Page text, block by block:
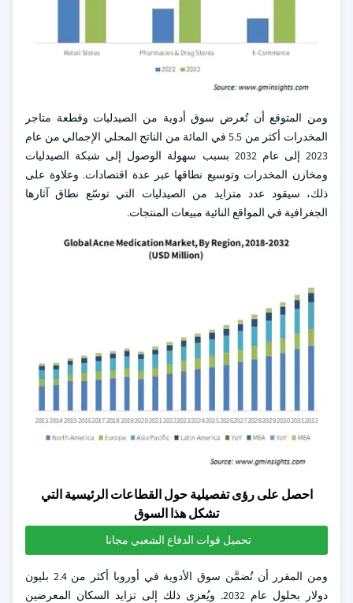
ومن المتوقع أن تُعرض سوق أدوية من الصيدليات وقطعة متاجر
المخدرات أكثر من 5.5 في المائة من الناتج المحلي الإجمالي من عام
2023 إلى عام 2032 بسبب سهولة الوصول إلى شبكة الصيدليات
ومخازن المخدرات وتوسيع نطاقها عبر عدة اقتصادات. وعلاوة على
ذلك، سيقود عدد متزايد من الصيدليات التي توسّع نطاق آثارها
الجغرافية في المواقع النائية مبيعات المنتجات.
احصل على رؤى تفصيلية حول القطاعات الرئيسية التي
تشكل هذا السوق
تحميل قوات الدفاع الشعبي مجانا
ومن المقرر أن تُضمَّن سوق الأدوية في أوروبا أكثر من 2.4 بليون
دولار بحلول عام 2032. ويُعزى ذلك إلى تزايد السكان المعرضين